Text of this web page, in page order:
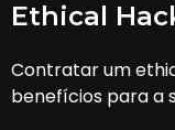
Ethical
Contratar um
benefícios para a